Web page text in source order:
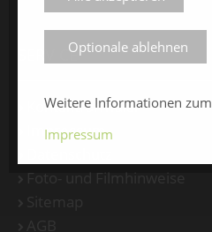
SERVICE
Kontaktformular
Impressum
Foto- und Filmhinweise
Optionale ablehnen
Weitere Informationen zum
Impressum